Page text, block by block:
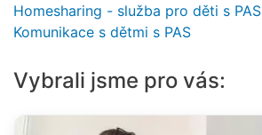
Homesharing - služba pro děti s PAS
Komunikace s dětmi s PAS
Vybrali jsme pro vás: